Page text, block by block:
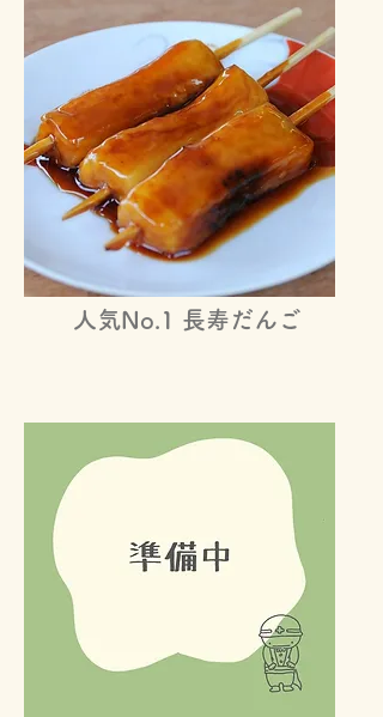
人気No.1 長寿だんご